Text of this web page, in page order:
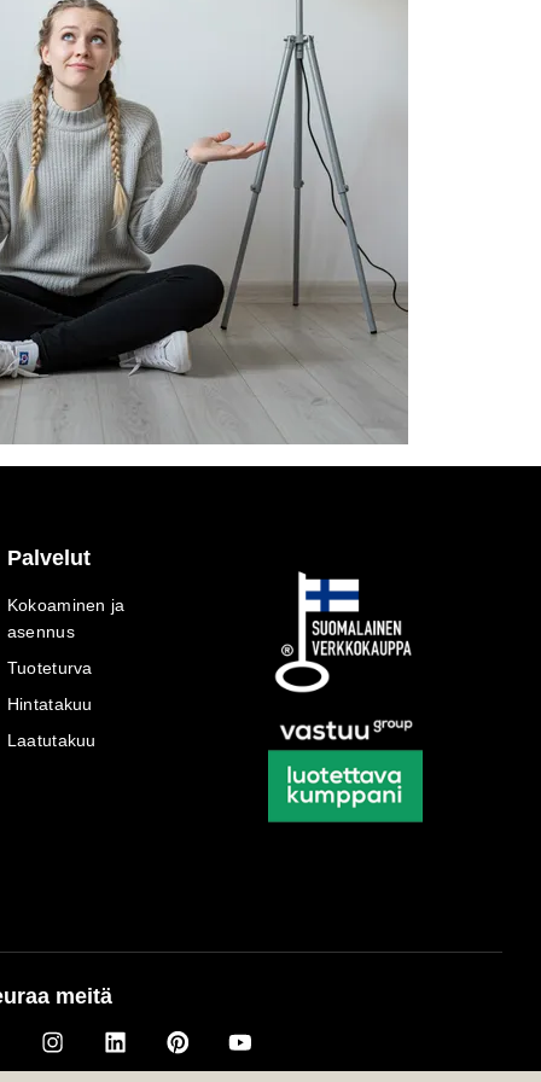
Palvelut
Kokoaminen ja
asennus
Tuoteturva
Hintatakuu
Laatutakuu
meitä